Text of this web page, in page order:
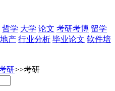
哲学 大学 论文 考研考博 留学
产 行业分析 毕业论文 软件培
研>>考研